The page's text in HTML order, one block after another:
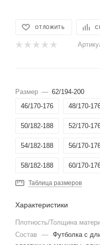
ОТЛОЖИТЬ
Размер — 62/194-200
46/170-176
48/170-
50/182-188 52/170-
54/182-188 56/170-
58/182-188 60/170-
Таблица размеров
Характеристики
Плотность/Толщина
Состав
— Футболка с